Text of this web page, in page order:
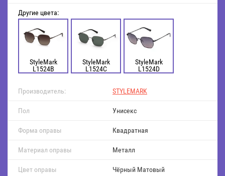
Другие цвета:
StyleMark
L1524B
StyleMark
L1524C
StyleMark
L1524D
Производитель: STYLEMARK
Пол Унисекс
Форма оправы Квадратная
Материал оправы Металл
Цвет оправы Чёрный Матовый